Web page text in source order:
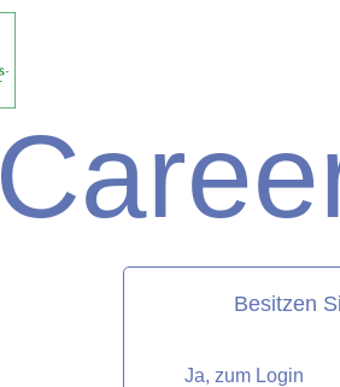
Besitzen
Ja, zum Login